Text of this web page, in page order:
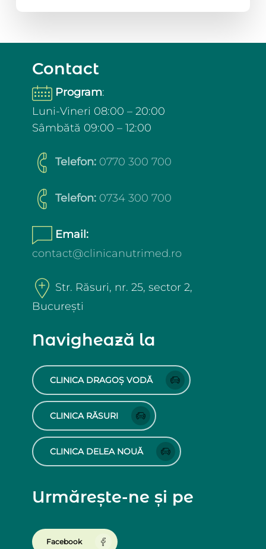
Contact
Program:
Luni-Vineri 08:00 – 20:00
Sâmbătă 09:00 – 12:00
Telefon: 0770 300 700
Telefon: 0734 300 700
Email:
contact@clinicanutrimed.ro
Str. Răsuri, nr. 25, sector 2,
București
Navighează la
CLINICA DRAGOȘ VODĂ
CLINICA RĂSURI
CLINICA DELEA NOUĂ
Urmărește-ne și pe
Facebook